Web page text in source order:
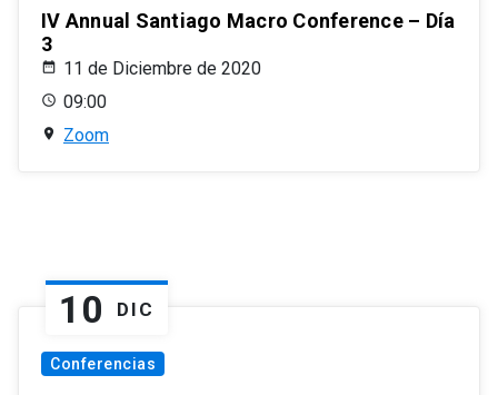
IV Annual Santiago Macro Conference – Día
3
11 de Diciembre de 2020
09:00
Zoom
10 DIC
Conferencias